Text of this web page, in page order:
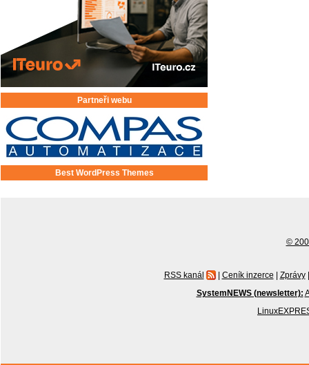
Partneři webu
Best WordPress Themes
©
RSS kanál | Ceník inzerce | Zprávy |
SystemNEWS (newsletter):